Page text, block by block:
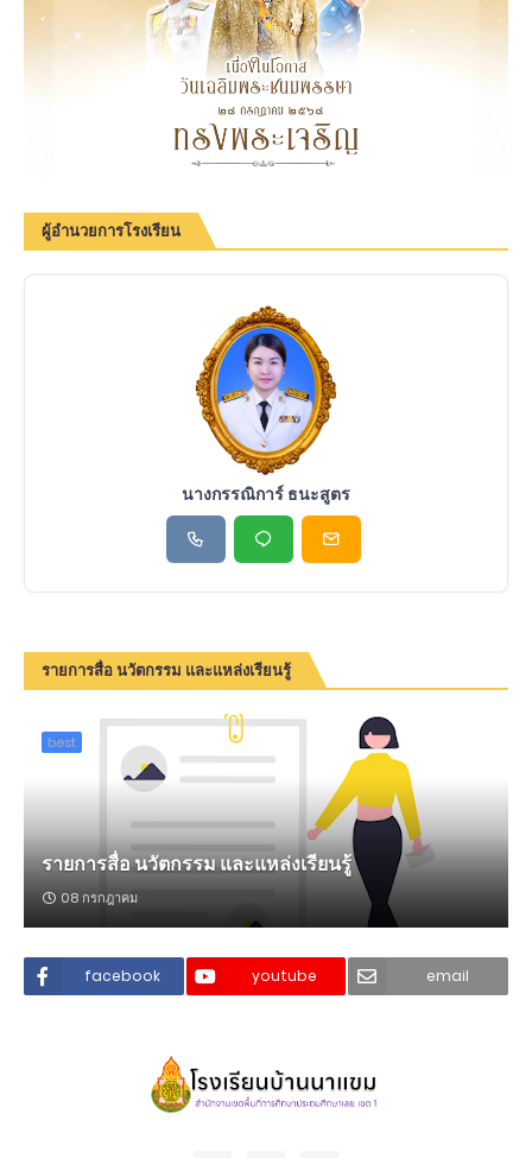
ผู้อำนวยการโรงเรียน
นางกรรณิการ์ ธนะสูตร
รายการสื่อ นวัตกรรม และแหล่งเรียนรู้
best
รายการสื่อ นวัตกรรม และแหล่งเรียนรู้
08 กรกฎาคม
facebook youtube email